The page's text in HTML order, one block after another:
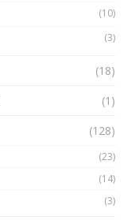
(10)
(3)
(18)
(1)
(128)
(23)
(14)
(3)